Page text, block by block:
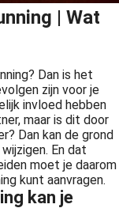
| Wat
Dan is het
zijn voor je
invloed hebben
maar is dit door
Dan kan de grond
En dat
moet je daarom
kunt aanvragen.
kan je